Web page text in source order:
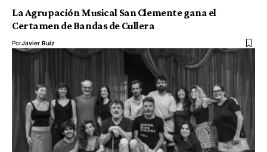
La Agrupación Musical San Clemente gana el
Certamen de Bandas de Cullera
PorJavier Ruiz